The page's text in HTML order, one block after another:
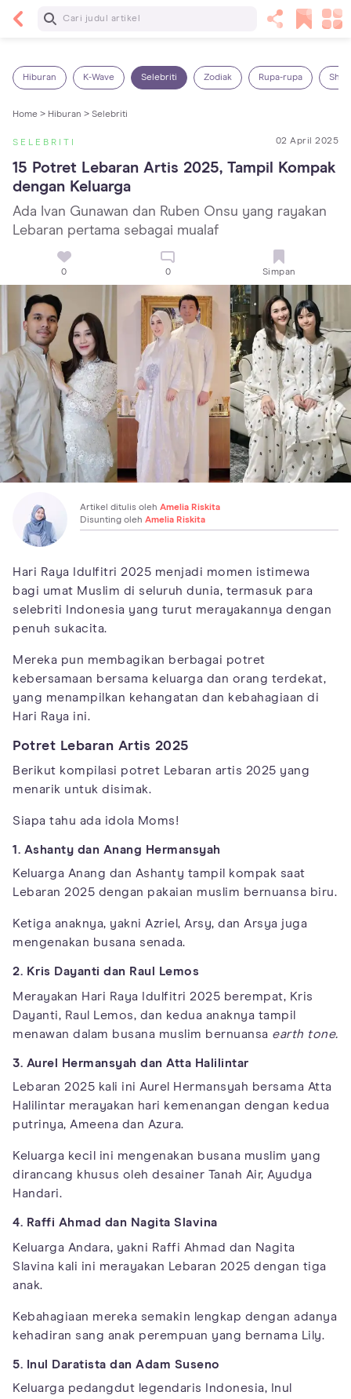
Baca Selanjutnya
Hiburan K-Wave Selebriti Zodiak Rupa-rupa
Home > Hiburan > Selebriti
SELEBRITI 02 April 2025
15 Potret Lebaran Artis 2025, Tampil Kompak
dengan Keluarga
Ada Ivan Gunawan dan Ruben Onsu yang rayakan
Lebaran pertama sebagai mualaf
0 0 Simpan
Artikel ditulis oleh Amelia Riskita
Disunting oleh Amelia Riskita
Hari Raya Idulfitri 2025 menjadi momen istimewa
bagi umat Muslim di seluruh dunia, termasuk para
selebriti Indonesia yang turut merayakannya dengan
penuh sukacita.
Mereka pun membagikan berbagai potret
kebersamaan bersama keluarga dan orang terdekat,
yang menampilkan kehangatan dan kebahagiaan di
Hari Raya ini.​
Potret Lebaran Artis 2025
Berikut kompilasi potret Lebaran artis 2025 yang
menarik untuk disimak.
Siapa tahu ada idola Moms!
1. Ashanty dan Anang Hermansyah
Keluarga Anang dan Ashanty tampil kompak saat
Lebaran 2025 dengan pakaian muslim bernuansa biru.
Ketiga anaknya, yakni Azriel, Arsy, dan Arsya juga
mengenakan busana senada.
2. Kris Dayanti dan Raul Lemos
Merayakan Hari Raya Idulfitri 2025 berempat, Kris
Dayanti, Raul Lemos, dan kedua anaknya tampil
menawan dalam busana muslim bernuansa earth tone.
3. Aurel Hermansyah dan Atta Halilintar
Lebaran 2025 kali ini Aurel Hermansyah bersama Atta
Halilintar merayakan hari kemenangan dengan kedua
putrinya, Ameena dan Azura.
Keluarga kecil ini mengenakan busana muslim yang
dirancang khusus oleh desainer Tanah Air, Ayudya
Handari.
4. Raffi Ahmad dan Nagita Slavina
Keluarga Andara, yakni Raffi Ahmad dan Nagita
Slavina kali ini merayakan Lebaran 2025 dengan tiga
anak.
Kebahagiaan mereka semakin lengkap dengan adanya
kehadiran sang anak perempuan yang bernama Lily.
5. Inul Daratista dan Adam Suseno
Keluarga pedangdut legendaris Indonesia, Inul